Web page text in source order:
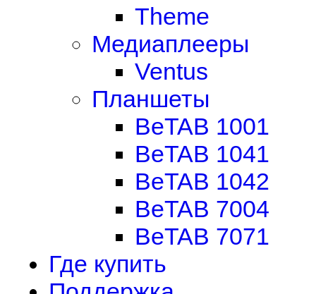
Theme
Медиаплееры
Ventus
Планшеты
BeTAB 1001
BeTAB 1041
BeTAB 1042
BeTAB 7004
BeTAB 7071
Где купить